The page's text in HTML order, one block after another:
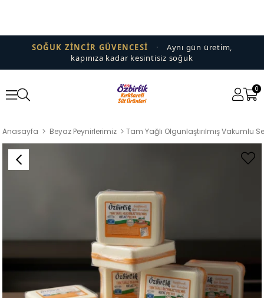
SOĞUK ZİNCİR GÜVENCESİ ·
Aynı gün üretim,
kapınıza kadar kesintisiz soğuk
0
Anasayfa Beyaz Peynirlerimiz Tam Yağlı Olgunlaştırılmış Vakumlu